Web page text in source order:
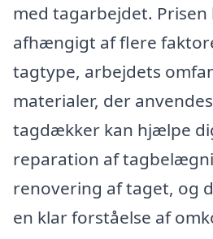
med tagarbejdet. Prisen
afhængigt af flere
tagtype, arbejdets
materialer, der
tagdækker kan hjælpe
reparation af
renovering af taget, og
en klar forståelse af